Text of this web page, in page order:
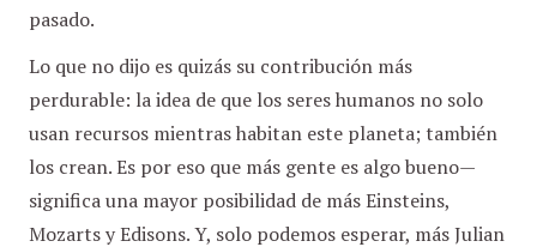
pasado.
Lo que no dijo es quizás su contribución más
perdurable: la idea de que los seres humanos no solo
usan recursos mientras habitan este planeta; también
los crean. Es por eso que más gente es algo bueno—
significa una mayor posibilidad de más Einsteins,
Mozarts y Edisons. Y, solo podemos esperar, más Julian